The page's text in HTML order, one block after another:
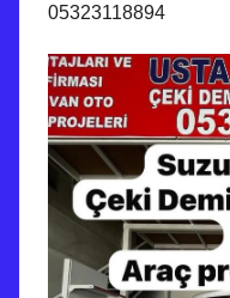
05323118894